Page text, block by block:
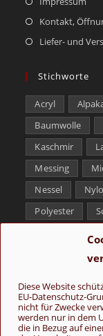
Diese Website
EU-Datenschutz-
nicht für Zwecke
werden nur in dem
die in Bezug auf
Kontakt,
Liefer- und
Stichworte
Acryl
Baumwolle
Kaschmir
Messing
Nessel
Polyester
Yak
Folge uns